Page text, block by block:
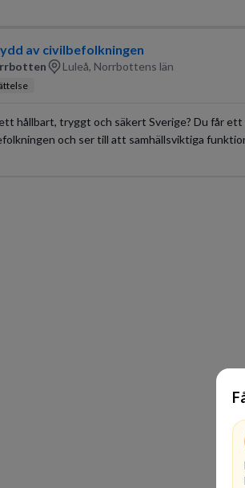
av civilbefolkningen
Luleå, Norrbottens län
hållbart, tryggt och säkert Sverige? Du får
och ser till att samhällsviktiga